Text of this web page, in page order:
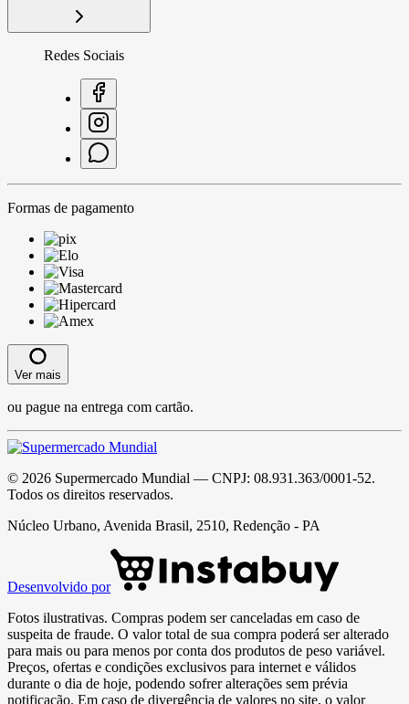
Redes Sociais
Formas de pagamento
Ver mais
ou pague na entrega com cartão.
© 2026 Supermercado Mundial — CNPJ: 08.931.363/0001-52.
Todos os direitos reservados.
Núcleo Urbano, Avenida Brasil, 2510, Redenção - PA
Desenvolvido por
Fotos ilustrativas. Compras podem ser canceladas em caso de
suspeita de fraude. O valor total de sua compra poderá ser alterado
para mais ou para menos por conta dos produtos de peso variável.
Preços, ofertas e condições exclusivos para internet e válidos
durante o dia de hoje, podendo sofrer alterações sem prévia
notificação. Em caso de divergência de valores no site, o valor